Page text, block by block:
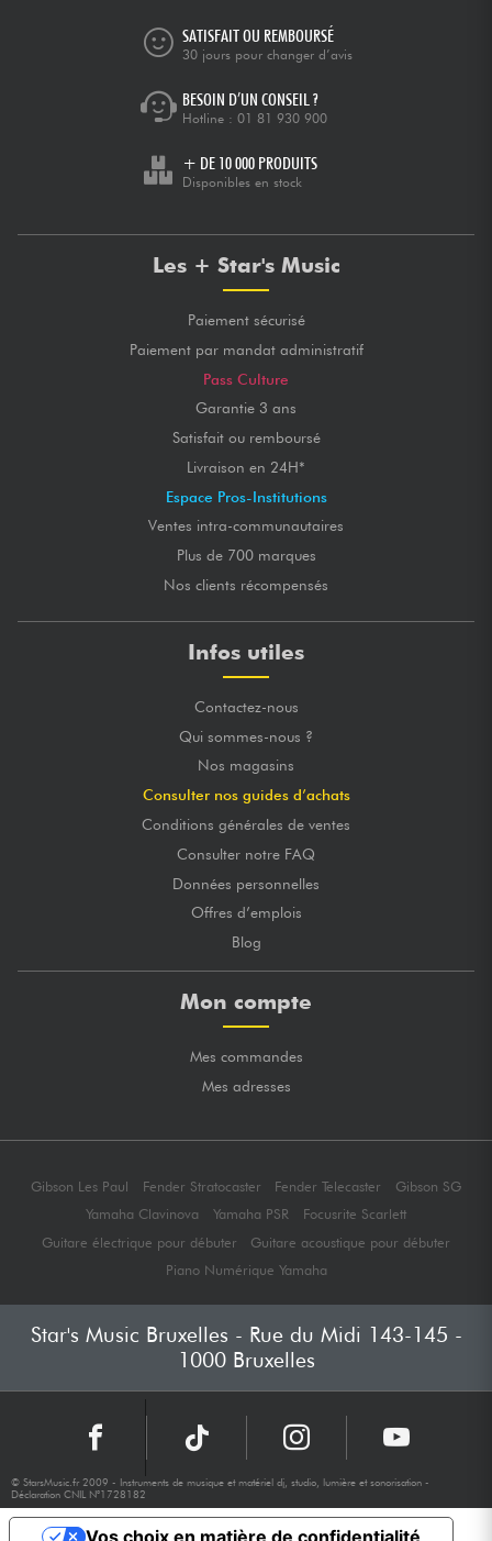
SATISFAIT OU REMBOURSÉ
30 jours pour changer d’avis
BESOIN D’UN CONSEIL ?
Hotline : 01 81 930 900
+ DE 10 000 PRODUITS
Disponibles en stock
Les + Star's Music
Paiement sécurisé
Paiement par mandat administratif
Pass Culture
Garantie 3 ans
Satisfait ou remboursé
Livraison en 24H*
Espace Pros-Institutions
Ventes intra-communautaires
Plus de 700 marques
Nos clients récompensés
Infos utiles
Contactez-nous
Qui sommes-nous ?
Nos magasins
Consulter nos guides d’achats
Conditions générales de ventes
Consulter notre FAQ
Données personnelles
Offres d’emplois
Blog
Mon compte
Mes commandes
Mes adresses
Gibson Les Paul Fender Stratocaster Fender Telecaster
Gibson SG
Yamaha Clavinova
Yamaha PSR
Focusrite Scarlett
Guitare électrique pour débuter
Guitare acoustique pour débuter
Piano Numérique Yamaha
Star's Music Bruxelles - Rue du Midi 143-145 -
1000 Bruxelles
© StarsMusic.fr 2009 - Instruments de musique et matériel dj, studio, lumière et sonorisation -
Déclaration CNIL N°1728182